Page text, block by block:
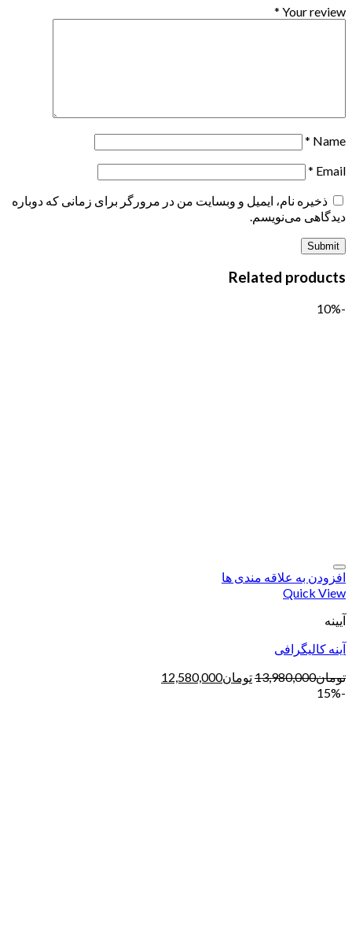
Your review
*
Name
*
Email
*
ذخیره نام، ایمیل و وبسایت من در مرورگر برای زمانی که دوباره
دیدگاهی می‌نویسم.
Related products
-10%
افزودن به علاقه مندی ها
Quick View
آیینه
آینه کالیگرافی
تومان13,980,000تومان12,580,000
-15%